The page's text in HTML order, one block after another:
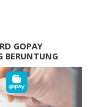
GOPAY
BERUNTUNG